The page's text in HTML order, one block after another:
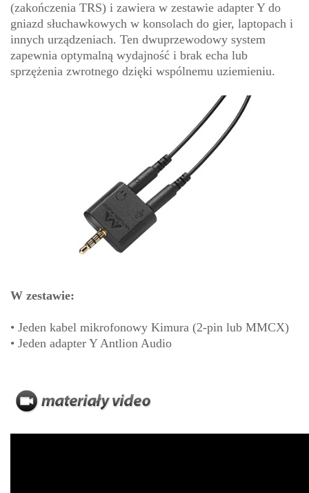
(zakończenia TRS) i zawiera w zestawie adapter Y do
gniazd słuchawkowych w konsolach do gier, laptopach i
innych urządzeniach. Ten dwuprzewodowy system
zapewnia optymalną wydajność i brak echa lub
sprzężenia zwrotnego dzięki wspólnemu uziemieniu.
W zestawie:
• Jeden kabel mikrofonowy Kimura (2-pin lub MMCX)
• Jeden adapter Y Antlion Audio